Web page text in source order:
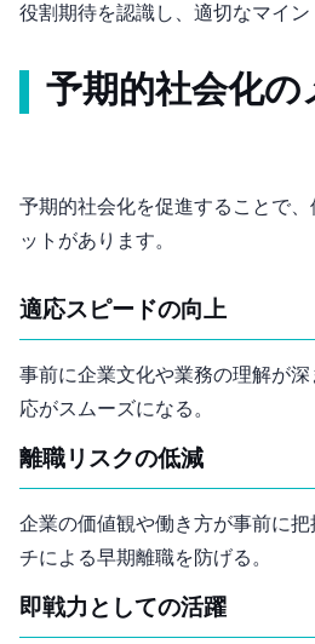
役割期待を認識し、適切なマイン
予期的社会化の
予期的社会化を促進することで
ットがあります。
適応スピードの向上
事前に企業文化や業務の理解が
応がスムーズになる。
離職リスクの低減
企業の価値観や働き方が事前に
チによる早期離職を防げる。
即戦力としての活躍